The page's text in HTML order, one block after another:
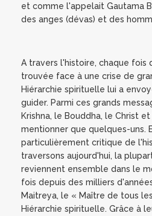
et comme l'appelait Gautama
des anges (dévas) et des
A travers l'histoire, chaque fois
trouvée face à une crise de
Hiérarchie spirituelle lui a
guider. Parmi ces grands
Krishna, le Bouddha, le Christ
mentionner que quelques-uns.
particulièrement critique de
traversons aujourd'hui, la
reviennent ensemble dans le
fois depuis des milliers
Maitreya, le « Maître de tous
Hiérarchie spirituelle. Grâce à